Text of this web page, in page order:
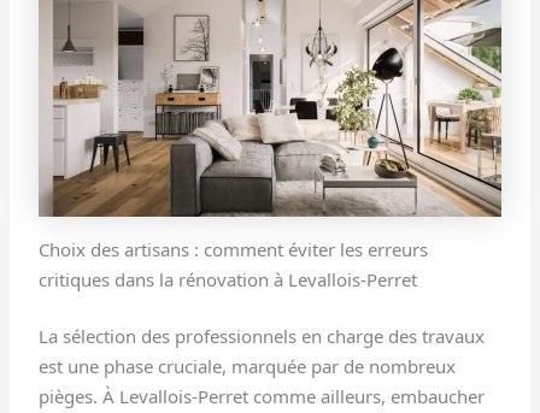
Choix des artisans : comment éviter les erreurs
critiques dans la rénovation à Levallois-Perret
La sélection des professionnels en charge des travaux
est une phase cruciale, marquée par de nombreux
pièges. À Levallois-Perret comme ailleurs, embaucher